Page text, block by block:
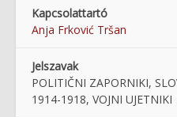
Kapcsolattartó
Anja Frković Tršan
Jelszavak
POLITIČNI ZAPORNIKI,
1914-1918, VOJNI UJETNIKI